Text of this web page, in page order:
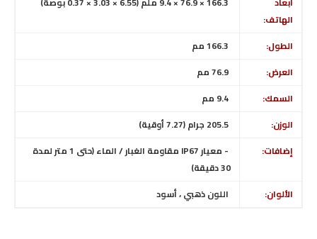
الهاتف:
الطول: 166.3مم
العرض:
76.9 مم
السمك:
9.4 مم
الوزن:
205.5 جرام (7.27 أوقية)
إضافات:
-
معيار IP67 مقاومة الغبار / الماء (حتى 1 متر لمدة
30 دقيقة)
الألوان:
اللون ذهبي ، أسود